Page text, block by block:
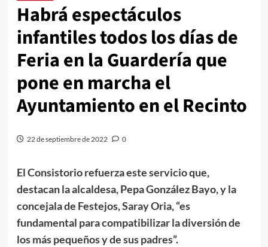
Habrá espectáculos
infantiles todos los días de
Feria en la Guardería que
pone en marcha el
Ayuntamiento en el Recinto
22 de septiembre de 2022 0
El Consistorio refuerza este servicio que,
destacan la alcaldesa, Pepa González Bayo, y la
concejala de Festejos, Saray Oria, “es
fundamental para compatibilizar la diversión de
los más pequeños y de sus padres”.